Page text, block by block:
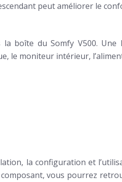
peut améliorer le
boîte du Somfy V500. Une
le moniteur intérieur,
la configuration et
vous pourrez